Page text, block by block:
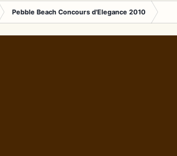
Pebble Beach Concours d'Elegance 2010